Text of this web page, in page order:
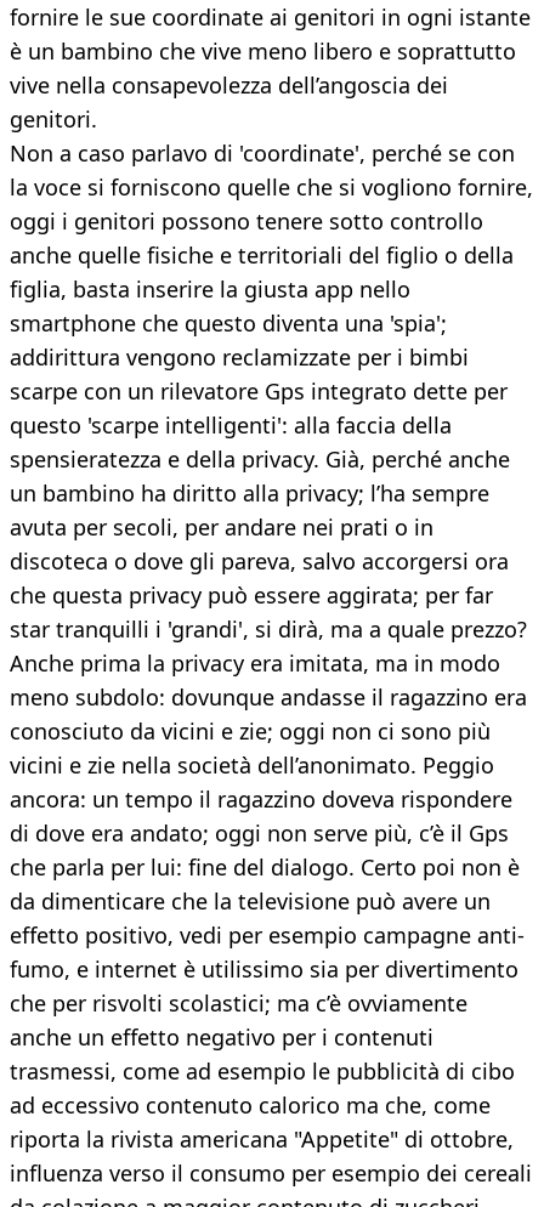
fornire le sue coordinate ai genitori in ogni istante
è un bambino che vive meno libero e soprattutto
vive nella consapevolezza dell’angoscia dei
genitori.
Non a caso parlavo di 'coordinate', perché se con
la voce si forniscono quelle che si vogliono fornire,
oggi i genitori possono tenere sotto controllo
anche quelle fisiche e territoriali del figlio o della
figlia, basta inserire la giusta app nello
smartphone che questo diventa una 'spia';
addirittura vengono reclamizzate per i bimbi
scarpe con un rilevatore Gps integrato dette per
questo 'scarpe intelligenti': alla faccia della
spensieratezza e della privacy. Già, perché anche
un bambino ha diritto alla privacy; l’ha sempre
avuta per secoli, per andare nei prati o in
discoteca o dove gli pareva, salvo accorgersi ora
che questa privacy può essere aggirata; per far
star tranquilli i 'grandi', si dirà, ma a quale prezzo?
Anche prima la privacy era imitata, ma in modo
meno subdolo: dovunque andasse il ragazzino era
conosciuto da vicini e zie; oggi non ci sono più
vicini e zie nella società dell’anonimato. Peggio
ancora: un tempo il ragazzino doveva rispondere
di dove era andato; oggi non serve più, c’è il Gps
che parla per lui: fine del dialogo. Certo poi non è
da dimenticare che la televisione può avere un
effetto positivo, vedi per esempio campagne anti-
fumo, e internet è utilissimo sia per divertimento
che per risvolti scolastici; ma c’è ovviamente
anche un effetto negativo per i contenuti
trasmessi, come ad esempio le pubblicità di cibo
ad eccessivo contenuto calorico ma che, come
riporta la rivista americana "Appetite" di ottobre,
influenza verso il consumo per esempio dei cereali